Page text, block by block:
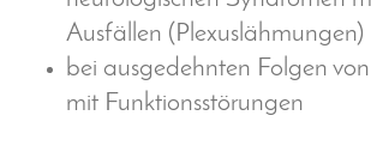
Ausfällen (Plexuslähmungen)
bei ausgedehnten Folgen
mit Funktionsstörungen